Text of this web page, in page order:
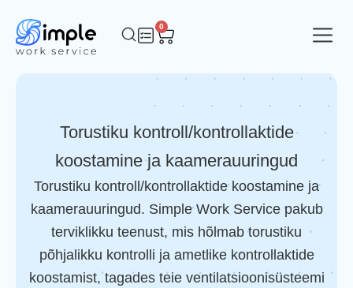
0
Torustiku kontroll/kontrollaktide
koostamine ja kaamerauuringud
Torustiku kontroll/kontrollaktide koostamine ja
kaamerauuringud. Simple Work Service pakub
terviklikku teenust, mis hõlmab torustiku
põhjalikku kontrolli ja ametlike kontrollaktide
koostamist, tagades teie ventilatsioonisüsteemi